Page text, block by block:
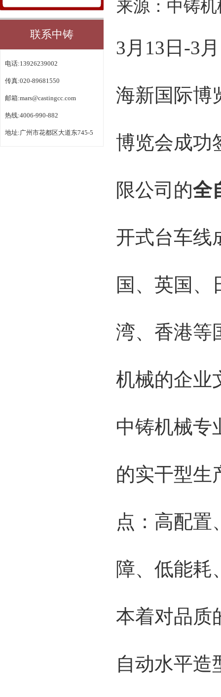
联系中铸
电话:13926239002
传真:020-89681550
邮箱:mars@castingcc.com
热线:4006-990-882
地址:广州市花都区大道东745-5
来源：中铸机
3月13日-3
海新国际博
博览会成功
限公司的全
开式台车线
国、英国、
湾、香港等
机械的企业
中铸机械专
的实干型生
点：高配置
障、低能耗
本着对品质
自动水平造